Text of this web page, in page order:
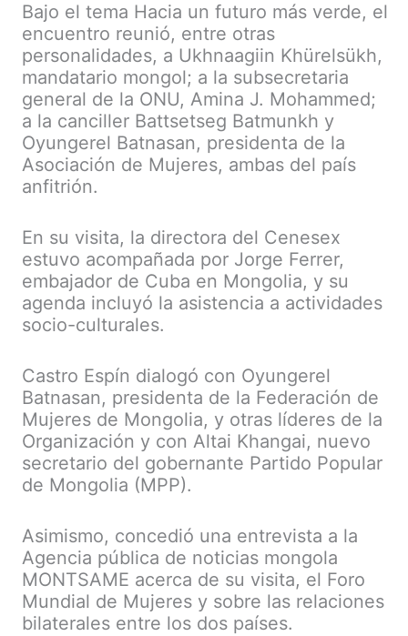
Bajo el tema Hacia un futuro más verde, el
encuentro reunió, entre otras
personalidades, a Ukhnaagiin Khürelsükh,
mandatario mongol; a la subsecretaria
general de la ONU, Amina J. Mohammed;
a la canciller Battsetseg Batmunkh y
Oyungerel Batnasan, presidenta de la
Asociación de Mujeres, ambas del país
anfitrión.
En su visita, la directora del Cenesex
estuvo acompañada por Jorge Ferrer,
embajador de Cuba en Mongolia, y su
agenda incluyó la asistencia a actividades
socio-culturales.
Castro Espín dialogó con Oyungerel
Batnasan, presidenta de la Federación de
Mujeres de Mongolia, y otras líderes de la
Organización y con Altai Khangai, nuevo
secretario del gobernante Partido Popular
de Mongolia (MPP).
Asimismo, concedió una entrevista a la
Agencia pública de noticias mongola
MONTSAME acerca de su visita, el Foro
Mundial de Mujeres y sobre las relaciones
bilaterales entre los dos países.